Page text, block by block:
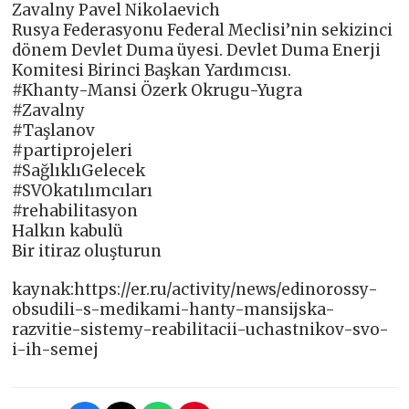
Zavalny Pavel Nikolaevich
Rusya Federasyonu Federal Meclisi’nin sekizinci
dönem Devlet Duma üyesi. Devlet Duma Enerji
Komitesi Birinci Başkan Yardımcısı.
#Khanty-Mansi Özerk Okrugu-Yugra
#Zavalny
#Taşlanov
#partiprojeleri
#SağlıklıGelecek
#SVOkatılımcıları
#rehabilitasyon
Halkın kabulü
Bir itiraz oluşturun
kaynak:https://er.ru/activity/news/edinorossy-
obsudili-s-medikami-hanty-mansijska-
razvitie-sistemy-reabilitacii-uchastnikov-svo-
i-ih-semej